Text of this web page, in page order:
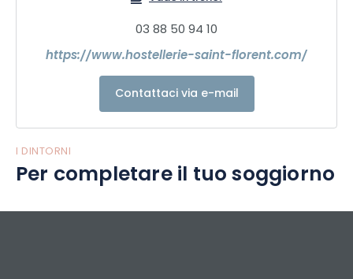
03 88 50 94 10
https://www.hostellerie-saint-florent.com/
Contattaci via e-mail
I DINTORNI
Per completare il tuo soggiorno